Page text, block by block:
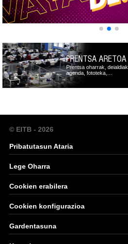
PRENTSA ARETOA
Prentsa oharrak, deialdiak,
agenda, fototeka,…
© EITB - 2026
Pribatutasun Ataria
Lege Oharra
Cookien erabilera
Cookien konfigurazioa
Gardentasuna